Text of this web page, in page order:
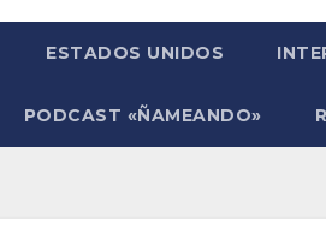
ESTADOS UNIDOS
PODCAST «ÑAMEANDO»